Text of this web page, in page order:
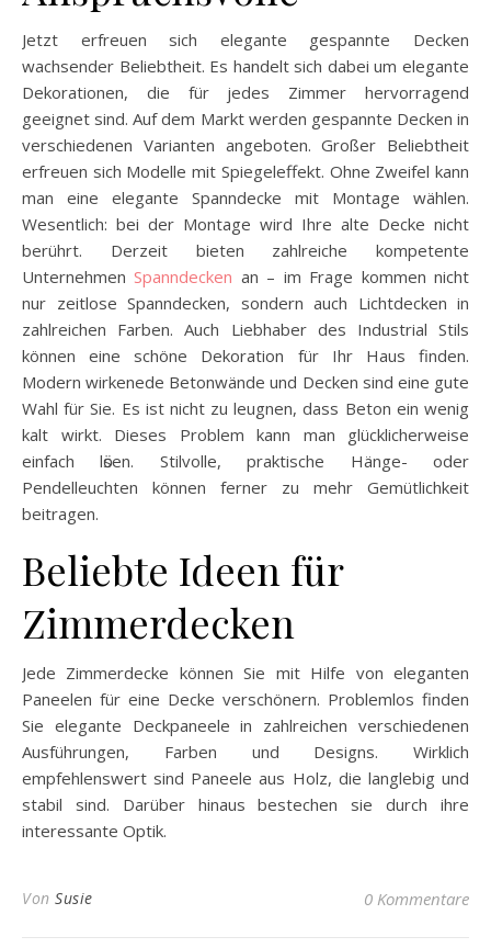
Jetzt erfreuen sich elegante gespannte Decken
wachsender Beliebtheit. Es handelt sich dabei um elegante
Dekorationen, die für jedes Zimmer hervorragend
geeignet sind. Auf dem Markt werden gespannte Decken in
verschiedenen Varianten angeboten. Großer Beliebtheit
erfreuen sich Modelle mit Spiegeleffekt. Ohne Zweifel kann
man eine elegante Spanndecke mit Montage wählen.
Wesentlich: bei der Montage wird Ihre alte Decke nicht
berührt. Derzeit bieten zahlreiche kompetente
UnternehmenSpanndecken an – im Frage kommen nicht
nur zeitlose Spanndecken, sondern auch Lichtdecken in
zahlreichen Farben. Auch Liebhaber des Industrial Stils
können eine schöne Dekoration für Ihr Haus finden.
Modern wirkenede Betonwände und Decken sind eine gute
Wahl für Sie. Es ist nicht zu leugnen, dass Beton ein wenig
kalt wirkt. Dieses Problem kann man glücklicherweise
einfach lӧsen. Stilvolle, praktische Hänge- oder
Pendelleuchten können ferner zu mehr Gemütlichkeit
beitragen.
Beliebte Ideen für
Zimmerdecken
Jede Zimmerdecke können Sie mit Hilfe von eleganten
Paneelen für eine Decke verschönern. Problemlos finden
Sie elegante Deckpaneele in zahlreichen verschiedenen
Ausführungen, Farben und Designs. Wirklich
empfehlenswert sind Paneele aus Holz, die langlebig und
stabil sind. Darüber hinaus bestechen sie durch ihre
interessante Optik.
Von Susie 0 Kommentare